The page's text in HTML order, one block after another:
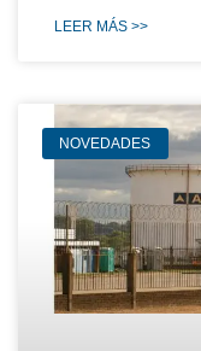
LEER MÁS >>
NOVEDADES